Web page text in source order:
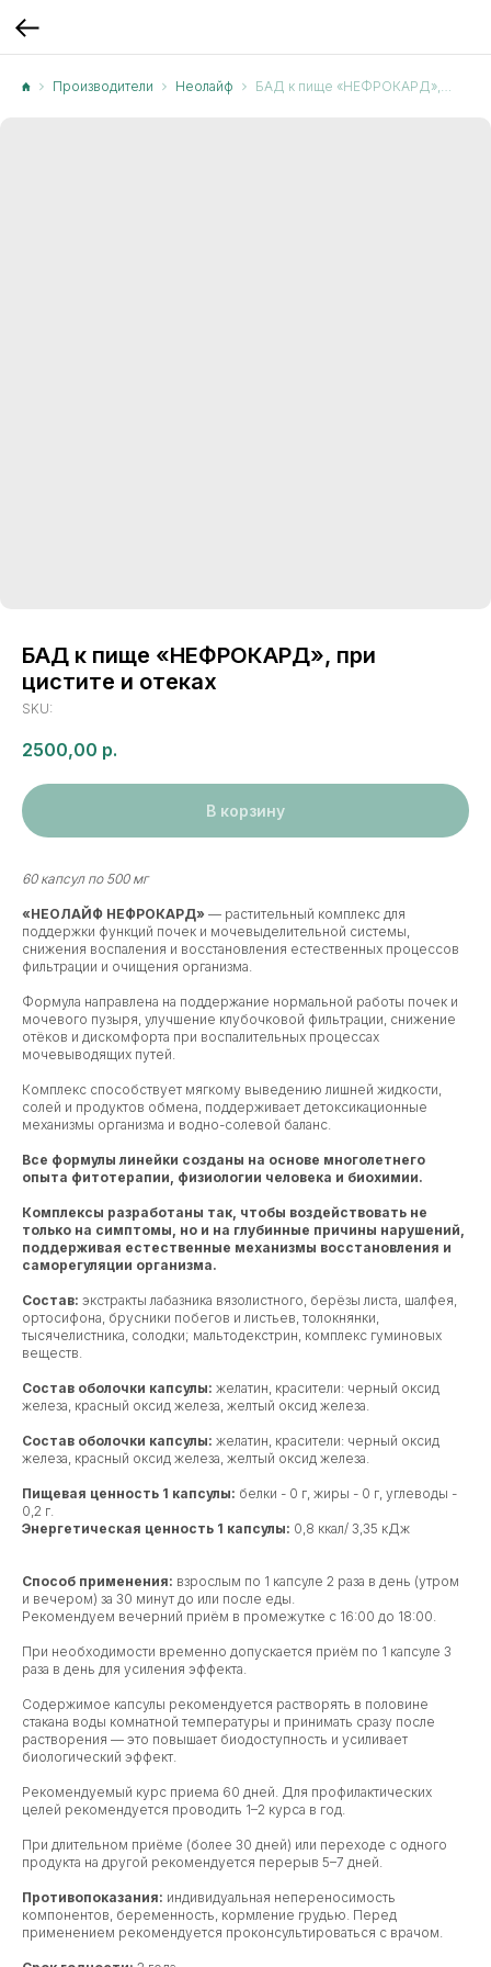
Производители Неолайф БАД к пище «НЕФРОКАРД», при цистите и отеках
БАД к пище «НЕФРОКАРД», при
цистите и отеках
SKU:
2500,00 р.
В корзину
60 капсул по 500 мг
«НЕОЛАЙФ НЕФРОКАРД» — растительный комплекс для
поддержки функций почек и мочевыделительной системы,
снижения воспаления и восстановления естественных процессов
фильтрации и очищения организма.
Формула направлена на поддержание нормальной работы почек и
мочевого пузыря, улучшение клубочковой фильтрации, снижение
отёков и дискомфорта при воспалительных процессах
мочевыводящих путей.
Комплекс способствует мягкому выведению лишней жидкости,
солей и продуктов обмена, поддерживает детоксикационные
механизмы организма и водно-солевой баланс.
Все формулы линейки созданы на основе многолетнего
опыта фитотерапии, физиологии человека и биохимии.
Комплексы разработаны так, чтобы воздействовать не
только на симптомы, но и на глубинные причины нарушений,
поддерживая естественные механизмы восстановления и
саморегуляции организма.
Состав: экстракты лабазника вязолистного, берёзы листа, шалфея,
ортосифона, брусники побегов и листьев, толокнянки,
тысячелистника, солодки; мальтодекстрин, комплекс гуминовых
веществ.
Состав оболочки капсулы: желатин, красители: черный оксид
железа, красный оксид железа, желтый оксид железа.
Состав оболочки капсулы: желатин, красители: черный оксид
железа, красный оксид железа, желтый оксид железа.
Пищевая ценность 1 капсулы: белки - 0 г, жиры - 0 г, углеводы -
0,2 г.
Энергетическая ценность 1 капсулы: 0,8 ккал/ 3,35 кДж
Способ применения: взрослым по 1 капсуле 2 раза в день (утром
и вечером) за 30 минут до или после еды.
Рекомендуем вечерний приём в промежутке с 16:00 до 18:00.
При необходимости временно допускается приём по 1 капсуле 3
раза в день для усиления эффекта.
Содержимое капсулы рекомендуется растворять в половине
стакана воды комнатной температуры и принимать сразу после
растворения — это повышает биодоступность и усиливает
биологический эффект.
Рекомендуемый курс приема 60 дней. Для профилактических
целей рекомендуется проводить 1–2 курса в год.
При длительном приёме (более 30 дней) или переходе с одного
продукта на другой рекомендуется перерыв 5–7 дней.
Противопоказания: индивидуальная непереносимость
компонентов, беременность, кормление грудью. Перед
применением рекомендуется проконсультироваться с врачом.